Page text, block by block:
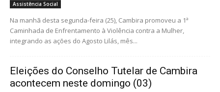
Assistência Social
Na manhã desta segunda-feira (25), Cambira promoveu a 1ª
Caminhada de Enfrentamento à Violência contra a Mulher,
integrando as ações do Agosto Lilás, mês...
Eleições do Conselho Tutelar de Cambira
acontecem neste domingo (03)